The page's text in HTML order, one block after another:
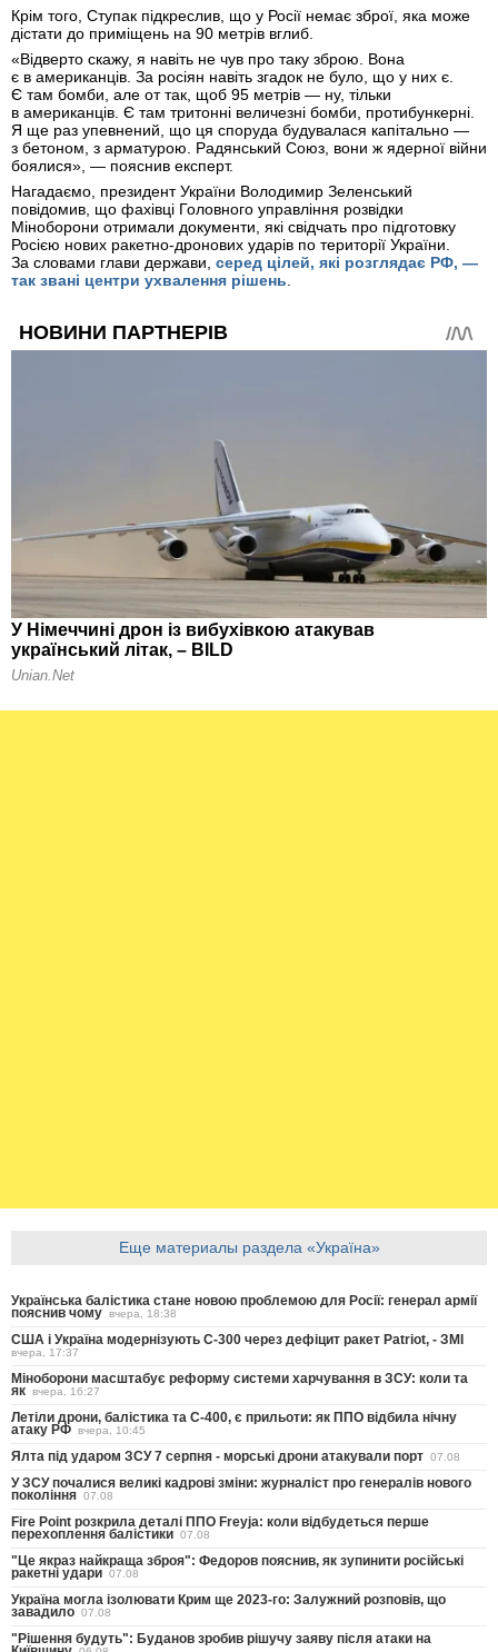
Крім того, Ступак підкреслив, що у Росії немає зброї, яка може
дістати до приміщень на 90 метрів вглиб.
«Відверто скажу, я навіть не чув про таку зброю. Вона
є в американців. За росіян навіть згадок не було, що у них є.
Є там бомби, але от так, щоб 95 метрів — ну, тільки
в американців. Є там тритонні величезні бомби, протибункерні.
Я ще раз упевнений, що ця споруда будувалася капітально —
з бетоном, з арматурою. Радянський Союз, вони ж ядерної війни
боялися», — пояснив експерт.
Нагадаємо, президент України Володимир Зеленський
повідомив, що фахівці Головного управління розвідки
Міноборони отримали документи, які свідчать про підготовку
Росією нових ракетно-дронових ударів по території України.
За словами глави держави, серед цілей, які розглядає РФ, —
так звані центри ухвалення рішень.
Еще материалы раздела «Україна»
Українська балістика стане новою проблемою для Росії: генерал армії
пояснив чому вчера, 18:38
США і Україна модернізують С-300 через дефіцит ракет Patriot, - ЗМІ
вчера, 17:37
Міноборони масштабує реформу системи харчування в ЗСУ: коли та
як вчера, 16:27
Летіли дрони, балістика та С-400, є прильоти: як ППО відбила нічну
атаку РФ вчера, 10:45
Ялта під ударом ЗСУ 7 серпня - морські дрони атакували порт 07.08
У ЗСУ почалися великі кадрові зміни: журналіст про генералів нового
покоління 07.08
Fire Point розкрила деталі ППО Freyja: коли відбудеться перше
перехоплення балістики 07.08
"Це якраз найкраща зброя": Федоров пояснив, як зупинити російські
ракетні удари 07.08
Україна могла ізолювати Крим ще 2023-го: Залужний розповів, що
завадило 07.08
"Рішення будуть": Буданов зробив рішучу заяву після атаки на